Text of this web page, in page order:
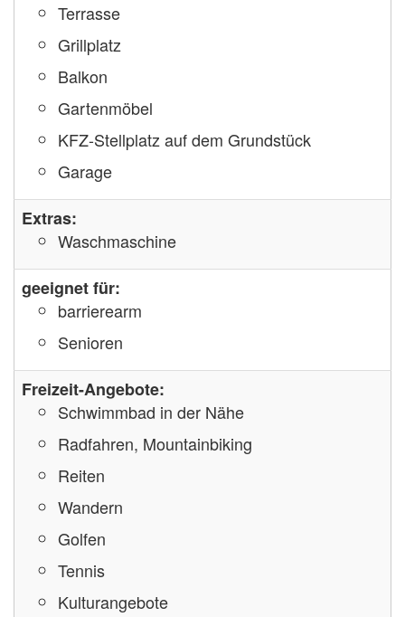
Terrasse
Grillplatz
Balkon
Gartenmöbel
KFZ-Stellplatz auf dem Grundstück
Garage
Extras:
Waschmaschine
geeignet für:
barrierearm
Senioren
Freizeit-Angebote:
Schwimmbad in der Nähe
Radfahren, Mountainbiking
Reiten
Wandern
Golfen
Tennis
Kulturangebote